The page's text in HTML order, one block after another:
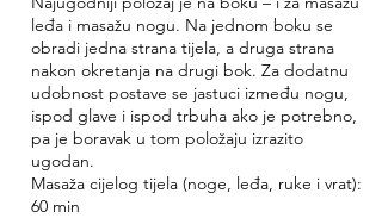
leđa i masažu nogu. Na jednom boku se
obradi jedna strana tijela, a druga strana
nakon okretanja na drugi bok. Za dodatnu
udobnost postave se jastuci između nogu,
ispod glave i ispod trbuha ako je potrebno,
pa je boravak u tom položaju izrazito
ugodan.
Masaža cijelog tijela (noge, leđa, ruke i vrat):
60 min